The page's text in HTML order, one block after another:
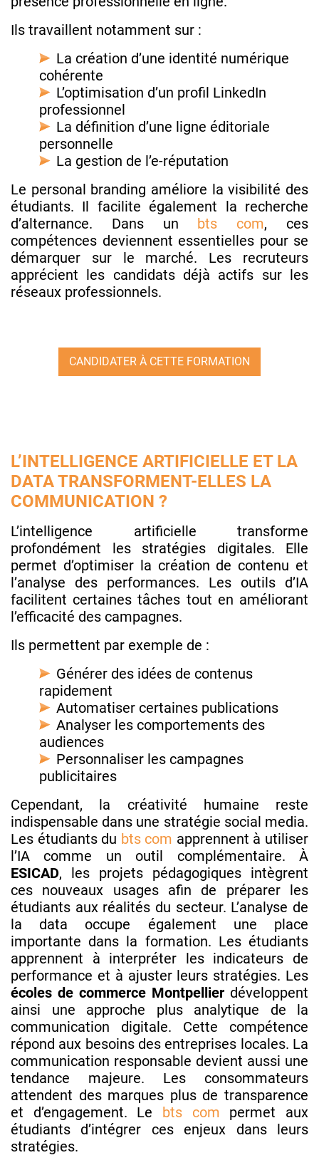
Ils travaillent notamment sur :
La création d’une identité numérique
cohérente
L’optimisation d’un profil LinkedIn
professionnel
La définition d’une ligne éditoriale
personnelle
La gestion de l’e-réputation
Le personal branding améliore la visibilité des
étudiants. Il facilite également la recherche
d’alternance. Dans un bts com, ces
compétences deviennent essentielles pour se
démarquer sur le marché. Les recruteurs
apprécient les candidats déjà actifs sur les
réseaux professionnels.
CANDIDATER À CETTE FORMATION
L’INTELLIGENCE ARTIFICIELLE ET LA
DATA TRANSFORMENT-ELLES LA
COMMUNICATION ?
L’intelligence artificielle transforme
profondément les stratégies digitales. Elle
permet d’optimiser la création de contenu et
l’analyse des performances. Les outils d’IA
facilitent certaines tâches tout en améliorant
l’efficacité des campagnes.
Ils permettent par exemple de :
Générer des idées de contenus
rapidement
Automatiser certaines publications
Analyser les comportements des
audiences
Personnaliser les campagnes
publicitaires
Cependant, la créativité humaine reste
indispensable dans une stratégie social media.
Les étudiants du bts com apprennent à utiliser
l’IA comme un outil complémentaire. À
ESICAD, les projets pédagogiques intègrent
ces nouveaux usages afin de préparer les
étudiants aux réalités du secteur. L’analyse de
la data occupe également une place
importante dans la formation. Les étudiants
apprennent à interpréter les indicateurs de
performance et à ajuster leurs stratégies. Les
écoles de commerce Montpellier développent
ainsi une approche plus analytique de la
communication digitale. Cette compétence
répond aux besoins des entreprises locales. La
communication responsable devient aussi une
tendance majeure. Les consommateurs
attendent des marques plus de transparence
et d’engagement. Le bts com permet aux
étudiants d’intégrer ces enjeux dans leurs
stratégies.